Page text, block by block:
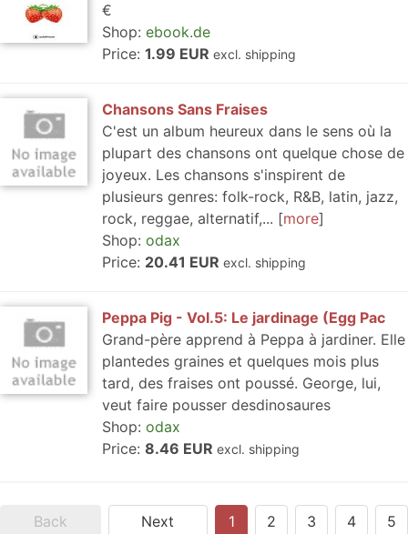
€
Shop: ebook.de
Price: 1.99 EUR excl. shipping
Chansons Sans Fraises
C'est un album heureux dans le sens où la
plupart des chansons ont quelque chose de
joyeux. Les chansons s'inspirent de
plusieurs genres: folk-rock, R&B, latin, jazz,
rock, reggae, alternatif,...
more
Shop: odax
Price: 20.41 EUR excl. shipping
Peppa Pig - Vol.5: Le jardinage (Egg Pac
Grand-père apprend à Peppa à jardiner. Elle
plantedes graines et quelques mois plus
tard, des fraises ont poussé. George, lui,
veut faire pousser desdinosaures
Shop: odax
Price: 8.46 EUR excl. shipping
Back Next 1 2 3 4 5